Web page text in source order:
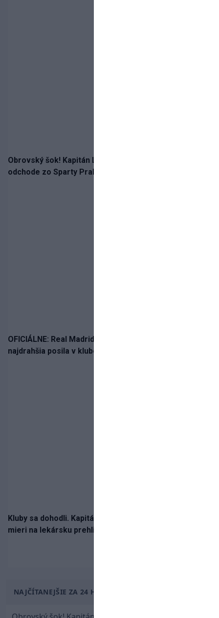
Obrovský šok! Kapitán Lukáš Haraslín je údajne na
odchode zo Sparty Praha
OFICIÁLNE: Real Madrid rozbil bank. Z Lipska prichádza
najdrahšia posila v klubovej histórii
Kluby sa dohodli. Kapitán Sparty Praha Lukáš Haraslín
mieri na lekársku prehliadku
NAJČÍTANEJŠIE ZA 24 HODÍN